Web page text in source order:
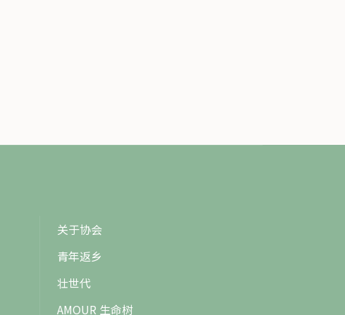
关于协会
青年返乡
壮世代
AMOUR 生命树